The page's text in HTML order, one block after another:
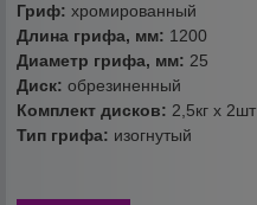
Гриф:хромированный
Длина грифа, мм: 1200
Диаметр грифа, мм: 25
Диск:обрезиненный
Комплект дисков: 2,5кг х 2шт
Тип грифа: изогнутый